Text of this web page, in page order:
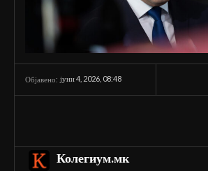
Објавено: јуни 4, 2026, 08:48
Колегиум.мк